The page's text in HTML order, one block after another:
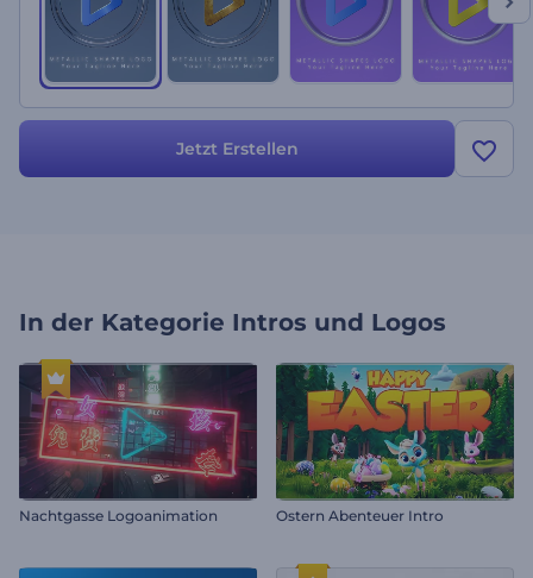
Jetzt Erstellen
In der Kategorie Intros und Logos
Nachtgasse Logoanimation Ostern Abenteuer Intro